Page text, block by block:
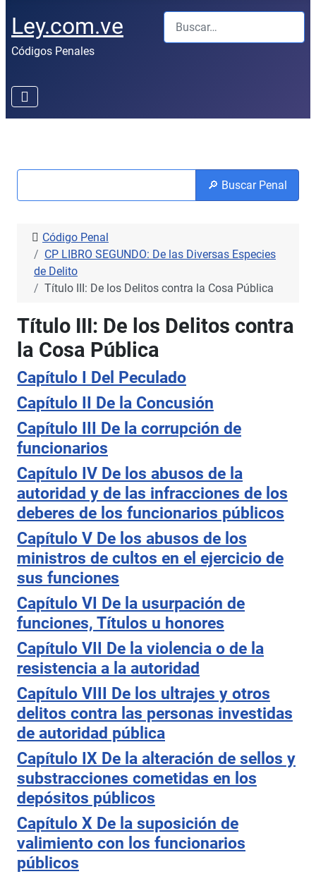
Ley.com.ve
Códigos Penales
Buscar
🔎 Buscar Penal
Código Penal
CP LIBRO SEGUNDO: De las Diversas Especies
de Delito
Título III: De los Delitos contra la Cosa Pública
Título III: De los Delitos contra
la Cosa Pública
Capítulo I Del Peculado
Capítulo II De la Concusión
Capítulo III De la corrupción de
funcionarios
Capítulo IV De los abusos de la
autoridad y de las infracciones de los
deberes de los funcionarios públicos
Capítulo V De los abusos de los
ministros de cultos en el ejercicio de
sus funciones
Capítulo VI De la usurpación de
funciones, Títulos u honores
Capítulo VII De la violencia o de la
resistencia a la autoridad
Capítulo VIII De los ultrajes y otros
delitos contra las personas investidas
de autoridad pública
Capítulo IX De la alteración de sellos y
substracciones cometidas en los
depósitos públicos
Capítulo X De la suposición de
valimiento con los funcionarios
públicos